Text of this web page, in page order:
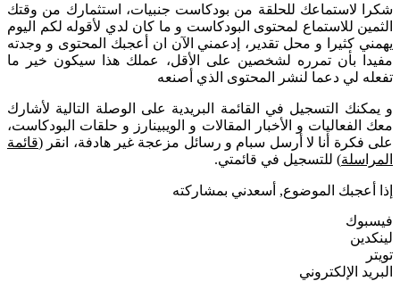
شكرا لاستماعك للحلقة من بودكاست جنبيات، استثمارك من وقتك
الثمين للاستماع لمحتوى البودكاست و ما كان لدي لأقوله لكم اليوم
يهمني كثيرا و محل تقدير، إدعمني الآن ان أعجبك المحتوى و وجدته
مفيدا بأن تمرره لشخصين على الأقل، عملك هذا سيكون خير ما
تفعله لي دعما لنشر المحتوى الذي أصنعه
و يمكنك التسجيل في القائمة البريدية على الوصلة التالية لأشارك
معك الفعاليات و الأخبار المقالات و الويبينارز و حلقات البودكاست،
على فكرة أنا لا أرسل سبام و رسائل مزعجة غير هادفة، انقر (قائمة
المراسلة) للتسجيل في قائمتي.
إذا أعجبك الموضوع, أسعدني بمشاركته
فيسبوك
لينكدين
تويتر
البريد الإلكتروني